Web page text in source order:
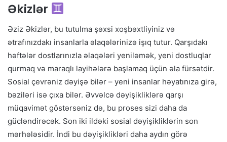
Əkizlər
Əziz Əkizlər, bu tutulma şəxsi xoşbəxtliyiniz və
ətrafınızdakı insanlarla əlaqələrinizə işıq tutur. Qarşıdakı
həftələr dostlarınızla əlaqələri yeniləmək, yeni dostluqlar
qurmaq və maraqlı layihələrə başlamaq üçün əla fürsətdir.
Sosial çevrəniz dəyişə bilər – yeni insanlar həyatınıza girə,
bəziləri isə çıxa bilər. Əvvəlcə dəyişikliklərə qarşı
müqavimət göstərsəniz də, bu proses sizi daha da
gücləndirəcək. Son iki ildəki sosial dəyişikliklərin son
mərhələsidir. İndi bu dəyişiklikləri daha aydın görə